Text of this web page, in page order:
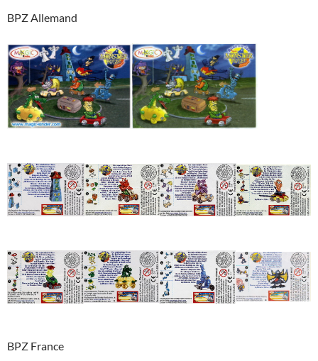
BPZ Allemand
BPZ France